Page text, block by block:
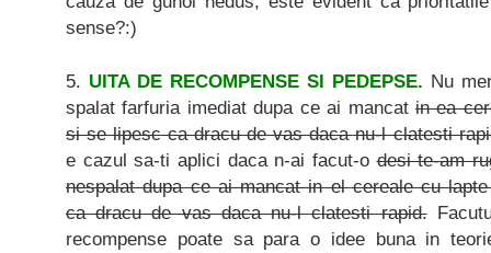
sense?:)
5. UITA DE RECOMPENSE SI PEDEPSE. Nu
spalat farfuria imediat dupa ce ai mancat in ea
si se lipesc ca dracu de vas daca nu-l clatesti
e cazul sa-ti aplici daca n-ai facut-odesi te-am
nespalat dupa ce ai mancat in el cereale cu
ca dracu de vas daca nu-l clatesti rapid.
recompense poate sa para o idee buna in